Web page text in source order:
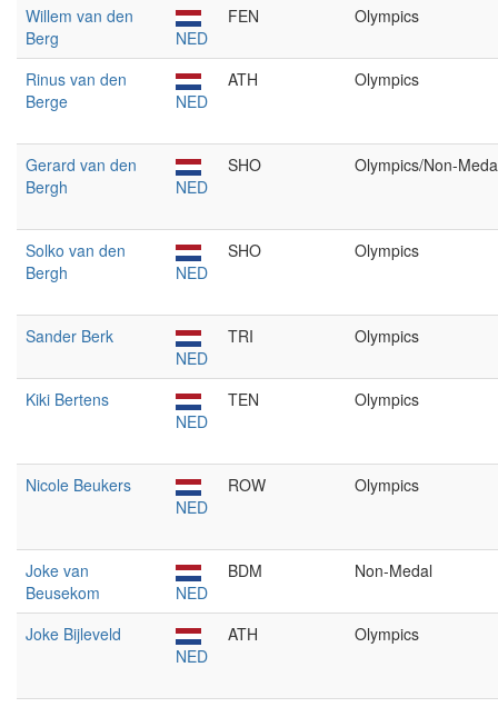
Willem van den
Berg
NED
FEN Olympics
Rinus van den
Berge
NED
ATH Olympics
Gerard van den
Bergh
NED
SHO Olympics/Non-
Solko van den
Bergh
NED
SHO Olympics
Sander Berk
NED
TRI Olympics
Kiki Bertens
NED
TEN Olympics
Nicole Beukers
NED
ROW Olympics
Joke van
Beusekom
NED
BDM Non-Medal
Joke Bijleveld
NED
ATH Olympics